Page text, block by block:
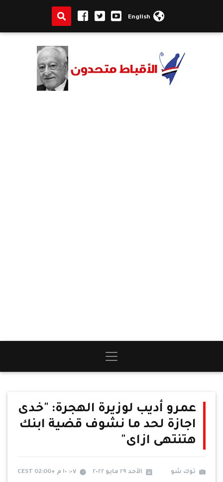
English
عمرو أديب لوزيرة الهجرة: "خدى
اجازة لحد ما نشوف قضية ابنك
هتنتهى ازاى"
توك شو الأحد ٢٩ مايو ٢٠٢٢ ٠٧: ١٠ م +02:00 CEST